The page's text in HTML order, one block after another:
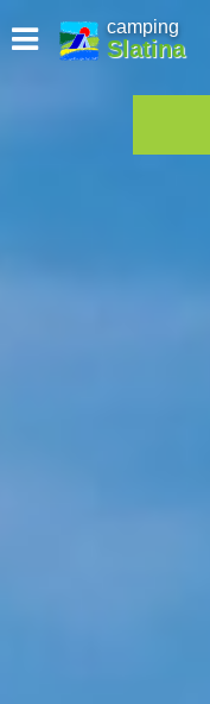
camping
Slatina